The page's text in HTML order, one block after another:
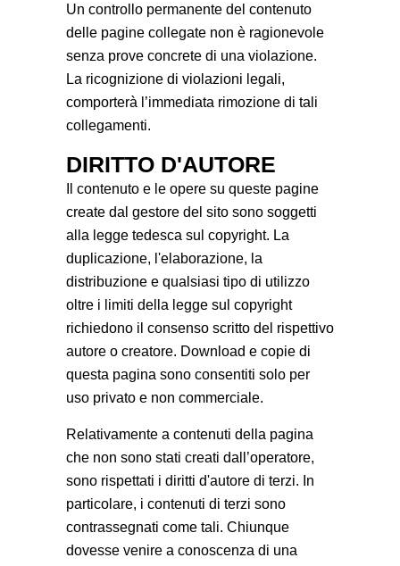
Un controllo permanente del contenuto
delle pagine collegate non è ragionevole
senza prove concrete di una violazione.
La ricognizione di violazioni legali,
comporterà l’immediata rimozione di tali
collegamenti.
DIRITTO D'AUTORE
Il contenuto e le opere su queste pagine
create dal gestore del sito sono soggetti
alla legge tedesca sul copyright. La
duplicazione, l'elaborazione, la
distribuzione e qualsiasi tipo di utilizzo
oltre i limiti della legge sul copyright
richiedono il consenso scritto del rispettivo
autore o creatore. Download e copie di
questa pagina sono consentiti solo per
uso privato e non commerciale.
Relativamente a contenuti della pagina
che non sono stati creati dall’operatore,
sono rispettati i diritti d'autore di terzi. In
particolare, i contenuti di terzi sono
contrassegnati come tali. Chiunque
dovesse venire a conoscenza di una